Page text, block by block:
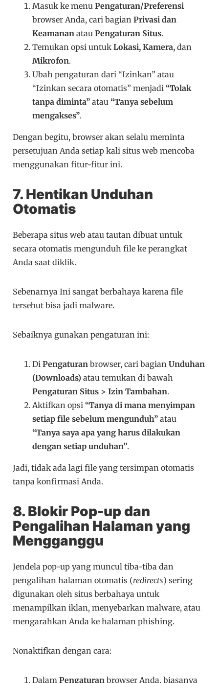
Masuk ke menuPengaturan/Preferensi
browser Anda, cari bagianPrivasi dan
Keamanan atauPengaturan Situs.
Temukan opsi untukLokasi, Kamera, dan
Mikrofon.
Ubah pengaturan dari “Izinkan” atau
“Izinkan secara otomatis” menjadi“Tolak
tanpa diminta” atau“Tanya sebelum
mengakses”.
Dengan begitu, browser akan selalu meminta
persetujuan Anda setiap kali situs web mencoba
menggunakan fitur-fitur ini.
7. Hentikan Unduhan
Otomatis
Beberapa situs web atau tautan dibuat untuk
secara otomatis mengunduh file ke perangkat
Anda saat diklik.
Sebenarnya Ini sangat berbahaya karena file
tersebut bisa jadi malware.
Sebaiknya gunakan pengaturan ini:
DiPengaturan browser, cari bagianUnduhan
(Downloads) atau temukan di bawah
Pengaturan Situs > Izin Tambahan.
Aktifkan opsi“Tanya di mana menyimpan
setiap file sebelum mengunduh” atau
“Tanya saya apa yang harus dilakukan
dengan setiap unduhan”.
Jadi, tidak ada lagi file yang tersimpan otomatis
tanpa konfirmasi Anda.
8. Blokir Pop-up dan
Pengalihan Halaman yang
Mengganggu
Jendela pop-up yang muncul tiba-tiba dan
pengalihan halaman otomatis (redirects) sering
digunakan oleh situs berbahaya untuk
menampilkan iklan, menyebarkan malware, atau
mengarahkan Anda ke halaman phishing.
Nonaktifkan dengan cara:
DalamPengaturan browser Anda, biasanya